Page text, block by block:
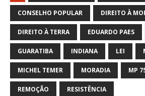
CONSELHO POPULAR DIREITO À
DIREITO À TERRA EDUARDO PAES
GUARATIBA INDIANA LEI
MICHEL TEMER MORADIA MP
REMOÇÃO RESISTÊNCIA